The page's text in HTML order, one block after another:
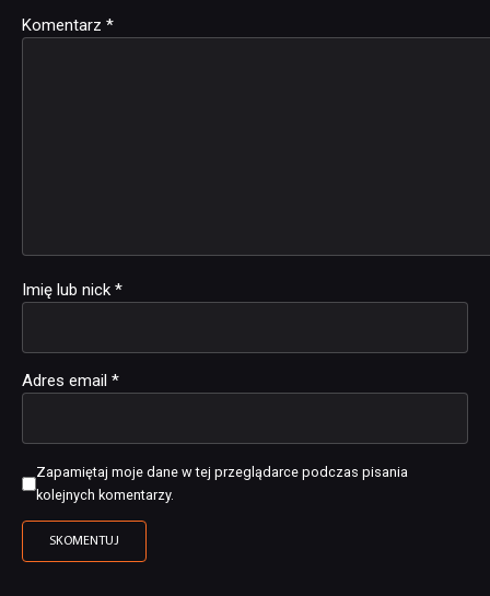
Komentarz *
Imię lub nick *
Adres email *
Zapamiętaj moje dane w tej przeglądarce podczas pisania
kolejnych komentarzy.
Alternative: